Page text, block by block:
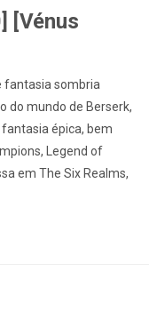
[Vénus
fantasia sombria
do mundo de Berserk,
fantasia épica, bem
Legend of
em The Six Realms,